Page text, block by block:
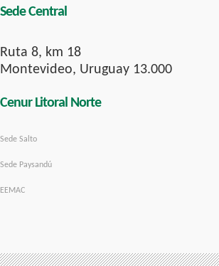
Sede Central
Ruta 8, km 18
Montevideo, Uruguay 13.000
Cenur Litoral Norte
Sede Salto
Sede Paysandú
EEMAC